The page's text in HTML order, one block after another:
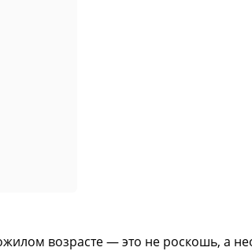
возрасте — это не роскошь, а